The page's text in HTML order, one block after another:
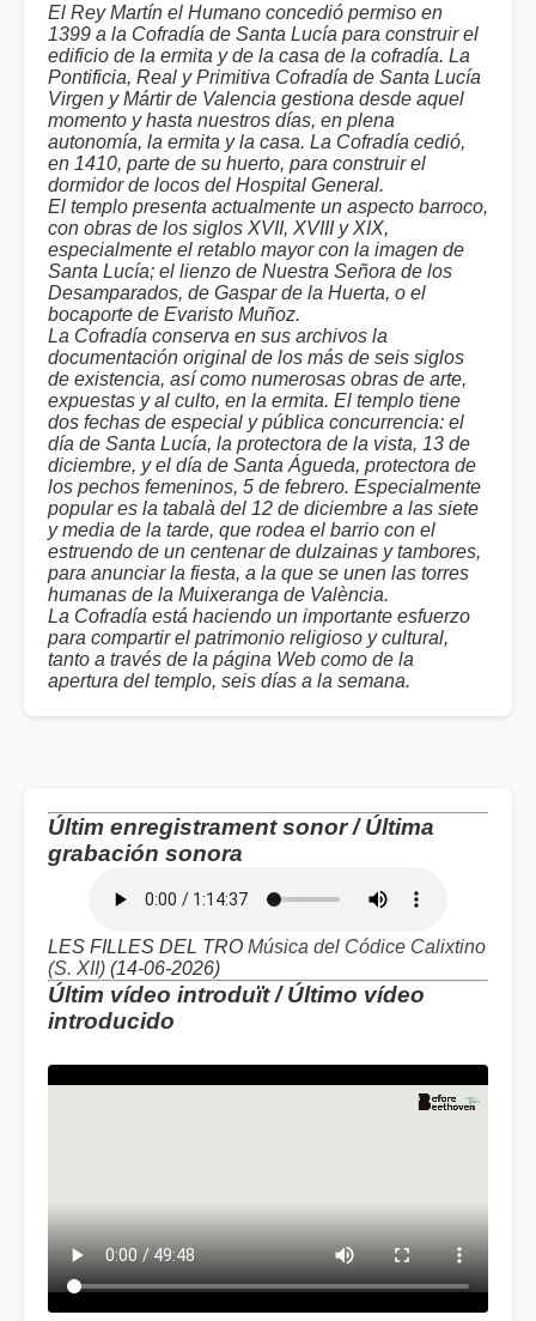
El Rey Martín el Humano concedió permiso en
1399 a la Cofradía de Santa Lucía para construir el
edificio de la ermita y de la casa de la cofradía. La
Pontificia, Real y Primitiva Cofradía de Santa Lucía
Virgen y Mártir de Valencia gestiona desde aquel
momento y hasta nuestros días, en plena
autonomía, la ermita y la casa. La Cofradía cedió,
en 1410, parte de su huerto, para construir el
dormidor de locos del Hospital General.
El templo presenta actualmente un aspecto barroco,
con obras de los siglos XVII, XVIII y XIX,
especialmente el retablo mayor con la imagen de
Santa Lucía; el lienzo de Nuestra Señora de los
Desamparados, de Gaspar de la Huerta, o el
bocaporte de Evaristo Muñoz.
La Cofradía conserva en sus archivos la
documentación original de los más de seis siglos
de existencia, así como numerosas obras de arte,
expuestas y al culto, en la ermita. El templo tiene
dos fechas de especial y pública concurrencia: el
día de Santa Lucía, la protectora de la vista, 13 de
diciembre, y el día de Santa Águeda, protectora de
los pechos femeninos, 5 de febrero. Especialmente
popular es la tabalà del 12 de diciembre a las siete
y media de la tarde, que rodea el barrio con el
estruendo de un centenar de dulzainas y tambores,
para anunciar la fiesta, a la que se unen las torres
humanas de la Muixeranga de València.
La Cofradía está haciendo un importante esfuerzo
para compartir el patrimonio religioso y cultural,
tanto a través de la página Web como de la
apertura del templo, seis días a la semana.
Últim enregistrament sonor /Última
grabación sonora
LES FILLES DEL TRO Música del Códice Calixtino
(S. XII) (14-06-2026)
Últim vídeo introduït /Último vídeo
introducido